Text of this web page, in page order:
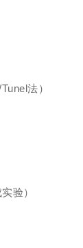
法）
验）